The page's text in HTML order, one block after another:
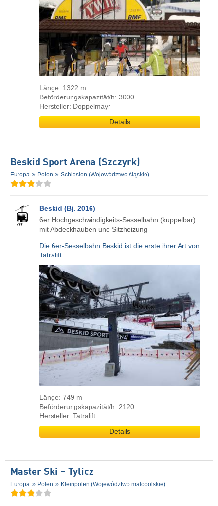
Länge: 1322 m
Beförderungskapazität/h: 3000
Hersteller: Doppelmayr
Details
Beskid Sport Arena (Szczyrk)
Europa Polen Schlesien (Województwo śląskie)
Beskid (Bj. 2016)
6er Hochgeschwindigkeits-Sesselbahn (kuppelbar)
mit Abdeckhauben und Sitzheizung
Die 6er-Sesselbahn Beskid ist die erste ihrer Art von
Tatralift. …
Länge: 749 m
Beförderungskapazität/h: 2120
Hersteller: Tatralift
Details
Master Ski – Tylicz
Europa Polen Kleinpolen (Województwo małopolskie)